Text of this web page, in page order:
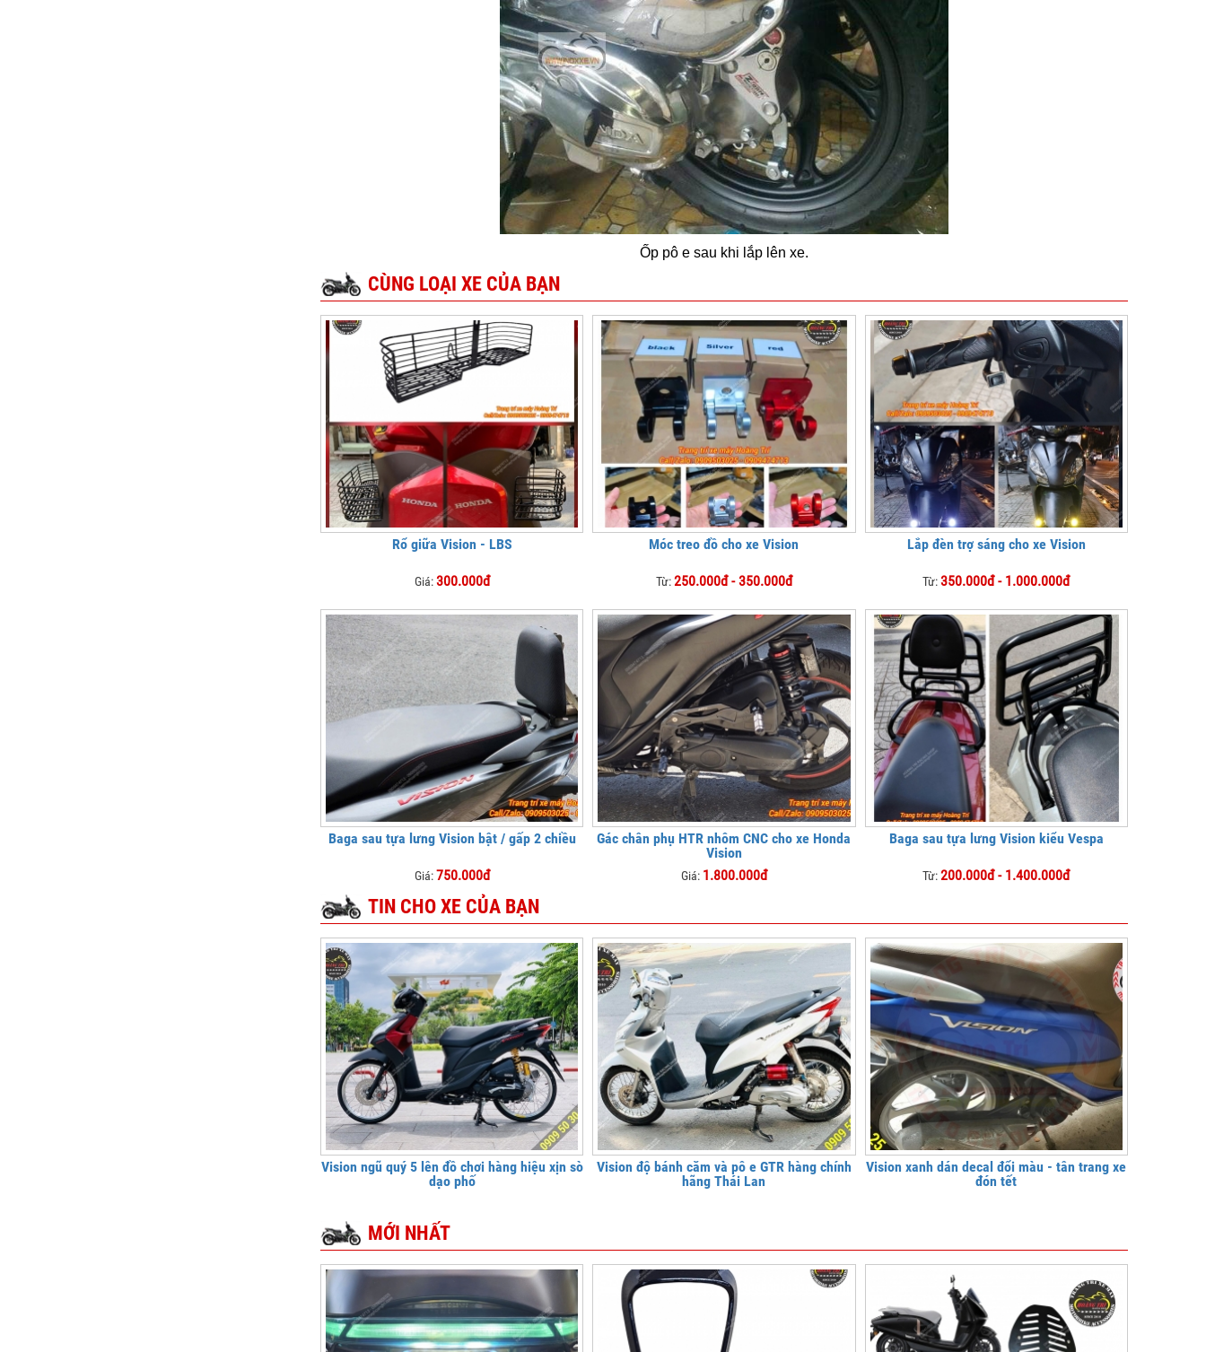
Ốp pô e sau khi lắp lên xe.
CÙNG LOẠI XE CỦA BẠN
Rổ giữa Vision - LBS
Giá:300.000đ
Móc treo đồ cho xe Vision
Từ:250.000đ - 350.000đ
Lắp đèn trợ sáng cho xe Vision
Từ:350.000đ - 1.000.000đ
Baga sau tựa lưng Vision bật / gấp 2 chiều
Giá:750.000đ
Gác chân phụ HTR nhôm CNC cho xe Honda
Vision
Giá: 1.800.000đ
Baga sau tựa lưng Vision kiểu Vespa
Từ:200.000đ - 1.400.000đ
TIN CHO XE CỦA BẠN
Vision ngũ quý 5 lên đồ chơi hàng hiệu xịn sò
dạo phố
Vision độ bánh căm và pô e GTR hàng chính
hãng Thái Lan
Vision xanh dán decal đổi màu - tân trang xe
đón tết
MỚI NHẤT